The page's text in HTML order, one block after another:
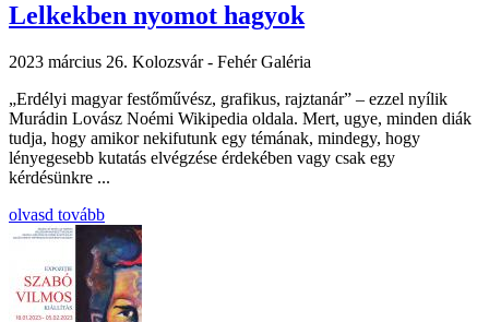
Lelkekben nyomot hagyok
2023 március 26. Kolozsvár - Fehér Galéria
„Erdélyi magyar festőművész, grafikus, rajztanár” – ezzel nyílik
Murádin Lovász Noémi Wikipedia oldala. Mert, ugye, minden diák
tudja, hogy amikor nekifutunk egy témának, mindegy, hogy
lényegesebb kutatás elvégzése érdekében vagy csak egy
kérdésünkre ...
olvasd tovább